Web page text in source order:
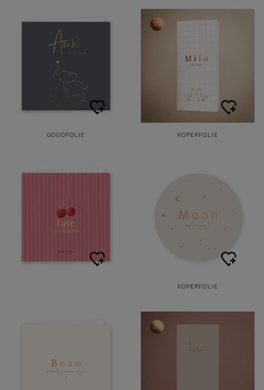
GOUDFOLIE KOPERFOLIE
KOPERFOLIE